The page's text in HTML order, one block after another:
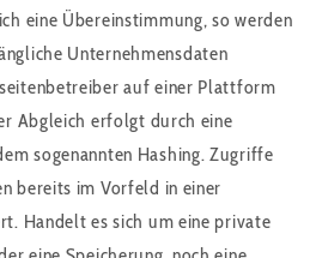
eine Übereinstimmung, so werden
Unternehmensdaten
auf einer Plattform
Abgleich erfolgt durch eine
sogenannten Hashing. Zugriffe
bereits im Vorfeld in einer
Handelt es sich um eine private